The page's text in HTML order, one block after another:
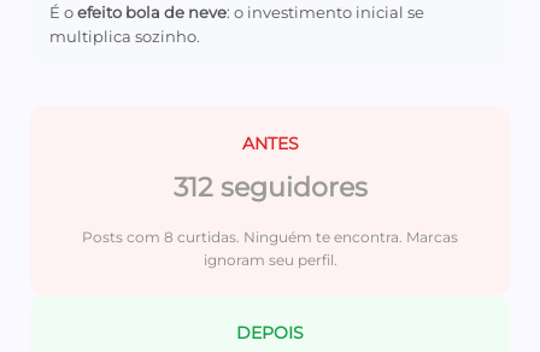
É oefeito bola de neve: o investimento inicial se
multiplica sozinho.
ANTES
312 seguidores
Posts com 8 curtidas. Ninguém te encontra. Marcas
ignoram seu perfil.
DEPOIS